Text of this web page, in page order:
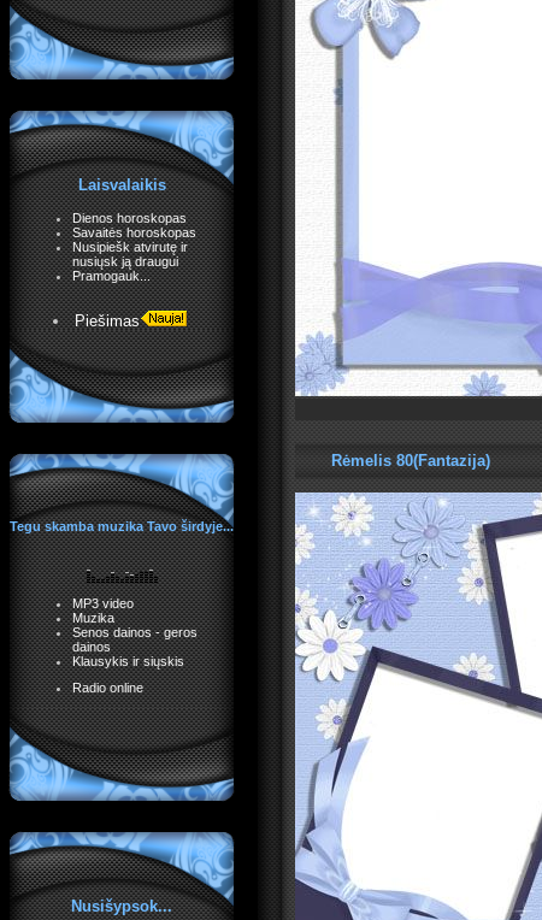
Laisvalaikis
Dienos horoskopas
Savaitės horoskopas
Nusipiešk atvirutę ir
nusiųsk ją draugui
Pramogauk...
Piešimas
Tegu skamba muzika Tavo širdyje...
MP3 video
Muzika
Senos dainos - geros
dainos
Klausykis ir siųskis
Radio online
Nusišypsok...
Rėmelis 80(Fantazija)